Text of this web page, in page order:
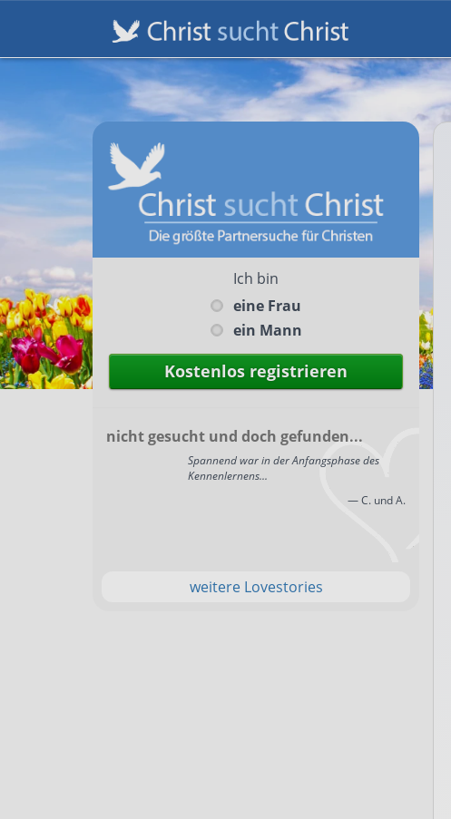
Ich bin
eine Frau
ein Mann
Kostenlos registrieren
nicht gesucht und doch gefunden...
Spannend war in der Anfangsphase des
Kennenlernens...
— C. und A.
weitere Lovestories